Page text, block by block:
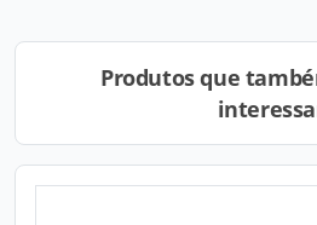
Produtos que